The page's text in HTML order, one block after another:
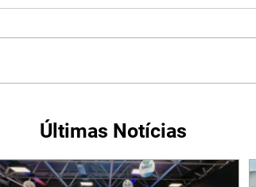
Últimas Notícias